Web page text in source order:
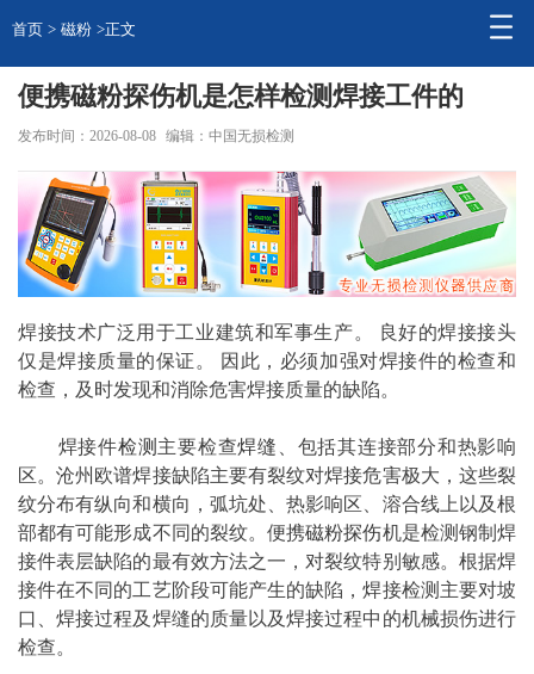
首页 > 磁粉 >正文
便携磁粉探伤机是怎样检测焊接工件的
发布时间：2026-08-08 编辑：中国无损检测
焊接技术广泛用于工业建筑和军事生产。 良好的焊接接头
仅是焊接质量的保证。 因此，必须加强对焊接件的检查和
检查，及时发现和消除危害焊接质量的缺陷。
焊接件检测 主要检查焊缝
、包括其连接部分和热影响
区。沧州欧谱焊接缺陷主要有裂纹对焊接危害极大，这些裂
纹分布有纵向和横向，弧坑处、热影响区、溶合线上以及根
部都有可能形成不同的裂纹。便携磁粉探伤机是检测钢制焊
接件表层缺陷的最有效方法之一，对裂纹特别敏感。根据焊
接件在不同的工艺阶段可能产生的缺陷，焊接检测主要对坡
口、焊接过程及焊缝的质量以及焊接过程中的机械损伤进行
检查。